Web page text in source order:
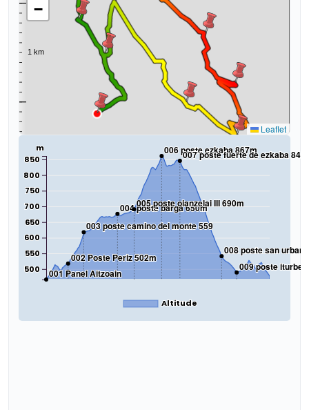
−
Leaflet
500
550
600
650
700
750
800
850
m
001 Panel Aitzoain
002 Poste Periz 502m
003 poste camino del monte 559
004 poste barga 650m
005 poste oianzelai III 690m
006 poste ezkaba 867m
007 poste fuerte de ezkaba
008 poste san
009 poste
Altitude